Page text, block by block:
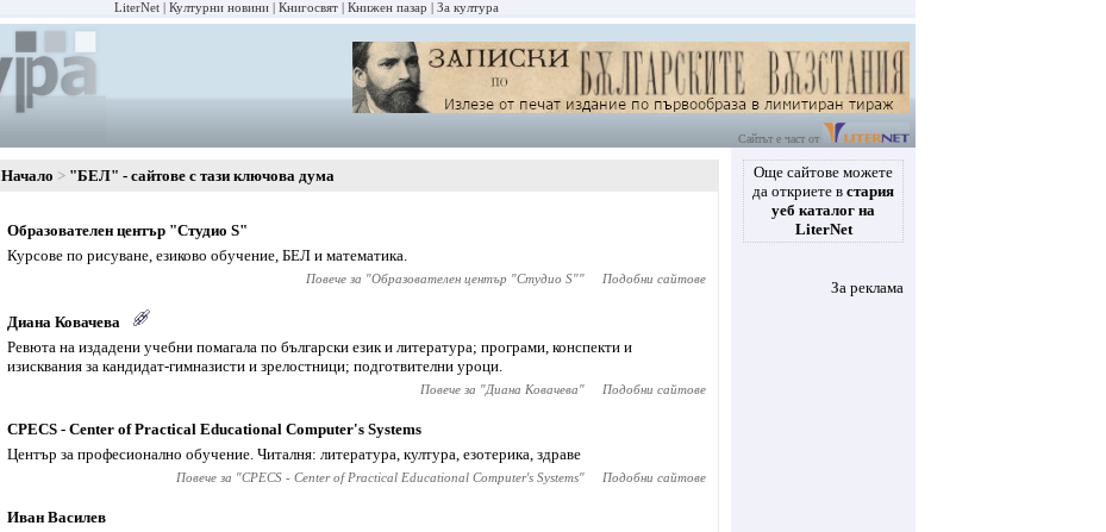
LiterNet Културни новини Книгосвят Книжен пазар За култура
Сайтът е част от
Начало "БЕЛ" - сайтове с тази ключова дума
Образователен център "Студио S"
Курсове по рисуване, езиково обучение, БЕЛ и математика.
Повече за "Образователен център "Студио S"" Подобни сайтове
Диана Ковачева
Ревюта на издадени учебни помагала по български език и литература; програми, конспекти и
изисквания за кандидат-гимназисти и зрелостници; подготвителни уроци.
Повече за "Диана Ковачева" Подобни сайтове
CPECS - Center of Practical Educational Computer's Systems
Център за професионално обучение. Читалня: литература, култура, езотерика, здраве
Повече за "CPECS - Center of Practical Educational Computer's Systems" Подобни сайтове
Иван Василев
Още сайтове можете
да откриете в стария
уеб каталог на
LiterNet
За реклама